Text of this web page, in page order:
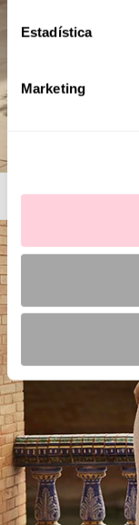
Estadística
Marketing